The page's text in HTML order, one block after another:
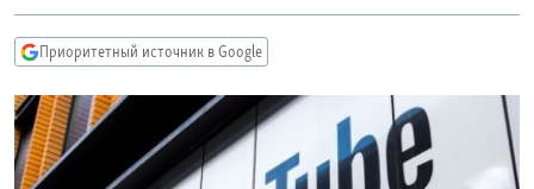
Вернутся
поиску
КАВКАЗ.РЕАЛИИ
СЕВЕР.РЕАЛИИ
СИБИРЬ.РЕАЛИИ
Приоритетный источник в Google